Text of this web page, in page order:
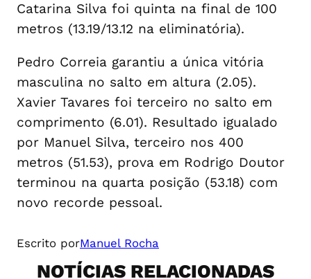
Catarina Silva foi quinta na final de 100
metros (13.19/13.12 na eliminatória).
Pedro Correia garantiu a única vitória
masculina no salto em altura (2.05).
Xavier Tavares foi terceiro no salto em
comprimento (6.01). Resultado igualado
por Manuel Silva, terceiro nos 400
metros (51.53), prova em Rodrigo Doutor
terminou na quarta posição (53.18) com
novo recorde pessoal.
Escrito porManuel Rocha
NOTÍCIAS RELACIONADAS